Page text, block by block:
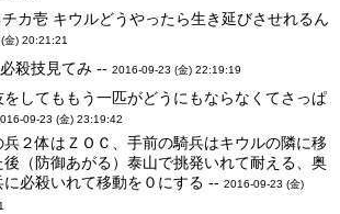
カ壱 キウルどうやったら生き延びさせれるん
金) 20:21:21
殺技見てみ --2016-09-23 (金) 22:19:19
をしてももう一匹がどうにもならなくてさっぱ
09-23 (金) 23:19:42
兵２体はＺＯＣ、手前の騎兵はキウルの隣に移
後（防御あがる）泰山で挑発いれて耐える、奥
に必殺いれて移動を０にする --2016-09-23 (金)